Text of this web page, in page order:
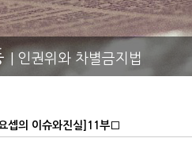
결혼가정출산장려
건강사회회복운동
언론방송모니터링
| 인권위와 차별금지법
셉의 이슈와진실]11부□